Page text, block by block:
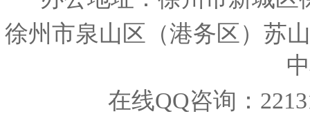
徐州市泉山区（港务区）苏
在线QQ咨询：